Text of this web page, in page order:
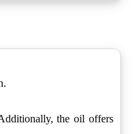
the oil offers